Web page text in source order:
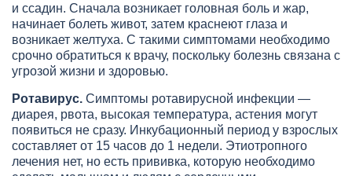
и ссадин. Сначала возникает головная боль и жар,
начинает болеть живот, затем краснеют глаза и
возникает желтуха. С такими симптомами необходимо
срочно обратиться к врачу, поскольку болезнь связана с
угрозой жизни и здоровью.
Ротавирус. Симптомы ротавирусной инфекции —
диарея, рвота, высокая температура, астения могут
появиться не сразу. Инкубационный период у взрослых
составляет от 15 часов до 1 недели. Этиотропного
лечения нет, но есть прививка, которую необходимо